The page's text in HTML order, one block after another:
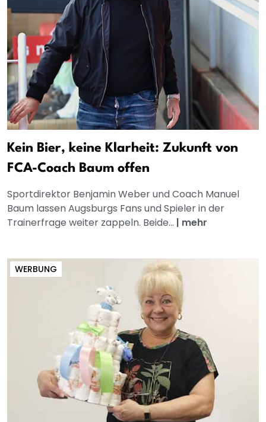
Kein Bier, keine Klarheit: Zukunft von
FCA-Coach Baum offen
Sportdirektor Benjamin Weber und Coach Manuel
Baum lassen Augsburgs Fans und Spieler in der
Trainerfrage weiter zappeln. Beide... | mehr
WERBUNG